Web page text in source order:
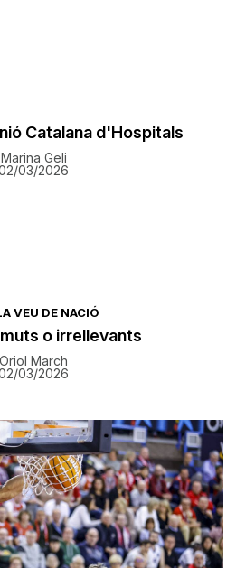
Catalana d'Hospitals
Marina Geli
03/2026
VEU DE NACIÓ
o irrellevants
Oriol March
03/2026